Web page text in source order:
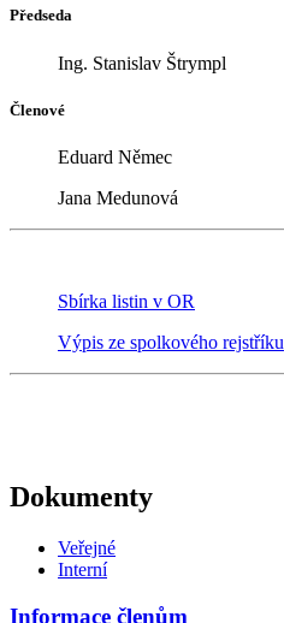
Předseda
Ing. Stanislav Štrympl
Členové
Eduard Němec
Jana Medunová
Sbírka listin v OR
Výpis ze spolkového rejstříku
Dokumenty
Veřejné
Interní
Informace členům